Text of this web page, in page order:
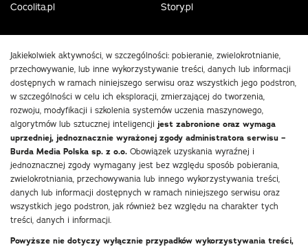
Cocolita.pl
Story.pl
Jakiekolwiek aktywności, w szczególności: pobieranie, zwielokrotnianie,
przechowywanie, lub inne wykorzystywanie treści, danych lub informacji
dostępnych w ramach niniejszego serwisu oraz wszystkich jego podstron,
w szczególności w celu ich eksploracji, zmierzającej do tworzenia,
rozwoju, modyfikacji i szkolenia systemów uczenia maszynowego,
algorytmów lub sztucznej inteligencji jest zabronione oraz wymaga
uprzedniej, jednoznacznie wyrażonej zgody administratora serwisu –
Burda Media Polska sp. z o.o. Obowiązek uzyskania wyraźnej i
jednoznacznej zgody wymagany jest bez względu sposób pobierania,
zwielokrotniania, przechowywania lub innego wykorzystywania treści,
danych lub informacji dostępnych w ramach niniejszego serwisu oraz
wszystkich jego podstron, jak również bez względu na charakter tych
treści, danych i informacji.
Powyższe nie dotyczy wyłącznie przypadków wykorzystywania treści,